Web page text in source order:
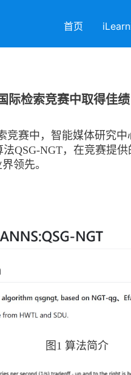
首页
际检索竞赛中取得佳绩
竞赛中，智能媒体研究
QSG-NGT，在竞赛提
领先。
图1 算法简介